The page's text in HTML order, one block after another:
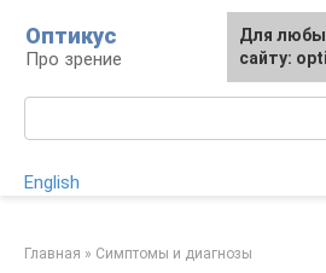
контенту
Оптикус
Про зрение
English
Главная » Симптомы и диагнозы
Для
сайту: